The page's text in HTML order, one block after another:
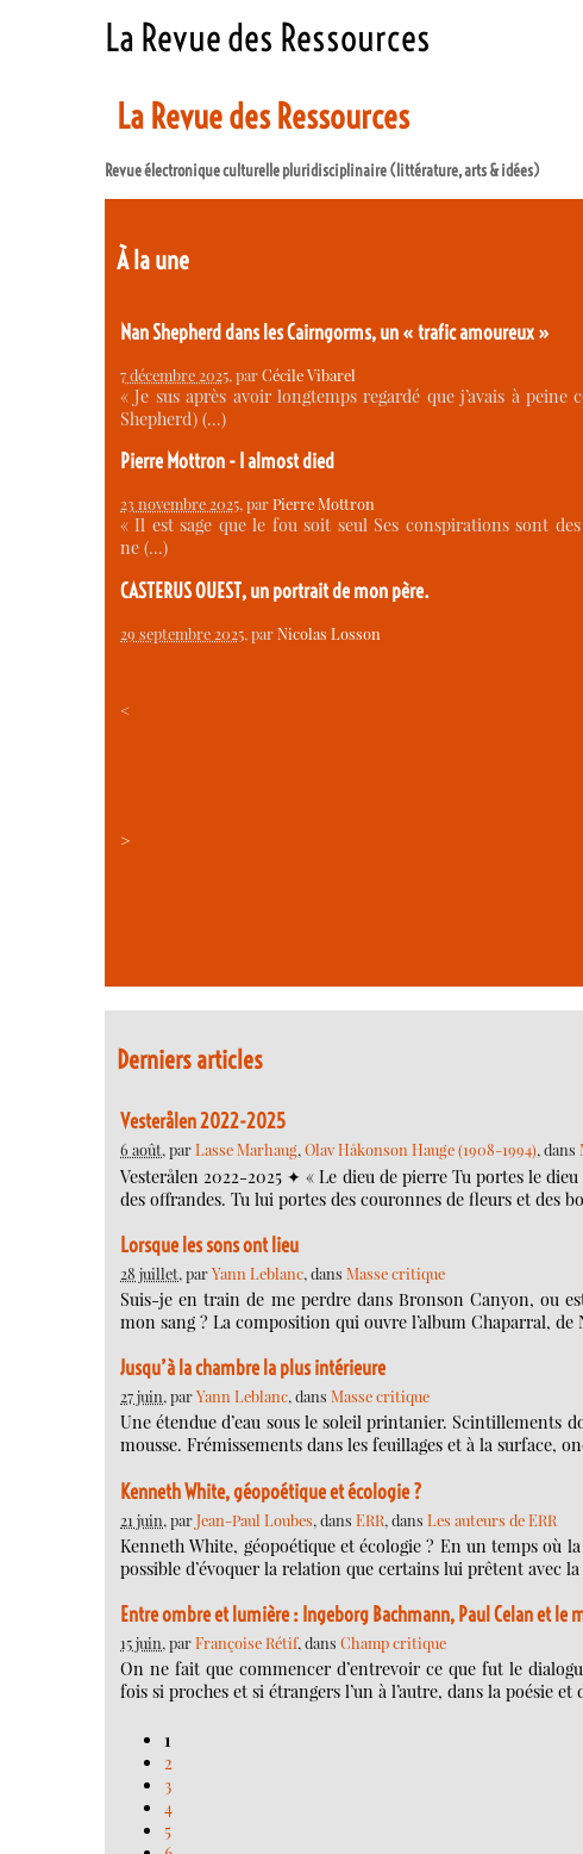
La Revue des Ressources
La Revue des Ressources
Revue électronique culturelle pluridisciplinaire (littérature, arts & idées)
À la une
Nan Shepherd dans les Cairngorms, un « trafic amoureux »
7 décembre 2025, parCécile Vibarel
« Je sus après avoir longtemps regardé que j’avais à peine
Shepherd) (…)
Pierre Mottron - I almost died
23 novembre 2025, parPierre Mottron
« Il est sage que le fou soit seul Ses conspirations sont
ne (…)
CASTERUS OUEST, un portrait de mon père.
29 septembre 2025, parNicolas Losson
<
>
Derniers articles
Vesterålen 2022-2025
6 août, parLasse Marhaug, Olav Håkonson Hauge (1908-1994), dans
Vesterålen 2022-2025 ✦ « Le dieu de pierre Tu portes le
des offrandes. Tu lui portes des couronnes de fleurs et des
Lorsque les sons ont lieu
28 juillet, parYann Leblanc, dans Masse critique
Suis-je en train de me perdre dans Bronson Canyon, ou
mon sang ? La composition qui ouvre l’album Chaparral,
Jusqu’à la chambre la plus intérieure
27 juin, parYann Leblanc, dans Masse critique
Une étendue d’eau sous le soleil printanier. Scintillements
mousse. Frémissements dans les feuillages et à la surface,
Kenneth White, géopoétique et écologie ?
21 juin, parJean-Paul Loubes, dans ERR, dans Les auteurs de ERR
Kenneth White, géopoétique et écologie ? En un temps où
possible d’évoquer la relation que certains lui prêtent avec
Entre ombre et lumière : Ingeborg Bachmann, Paul Celan et le
15 juin, parFrançoise Rétif, dans Champ critique
On ne fait que commencer d’entrevoir ce que fut le
fois si proches et si étrangers l’un à l’autre, dans la poésie
1
2
3
4
5